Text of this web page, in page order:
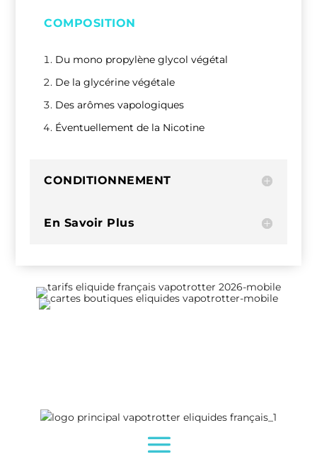
COMPOSITION
Du mono propylène glycol végétal
De la glycérine végétale
Des arômes vapologiques
Éventuellement de la Nicotine
CONDITIONNEMENT
En Savoir Plus